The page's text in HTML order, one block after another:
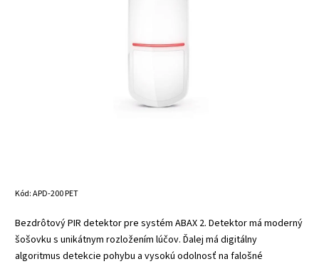
Kód:APD-200 PET
Bezdrôtový PIR detektor pre systém ABAX 2. Detektor má moderný
šošovku s unikátnym rozložením lúčov. Ďalej má digitálny
algoritmus detekcie pohybu a vysokú odolnosť na falošné